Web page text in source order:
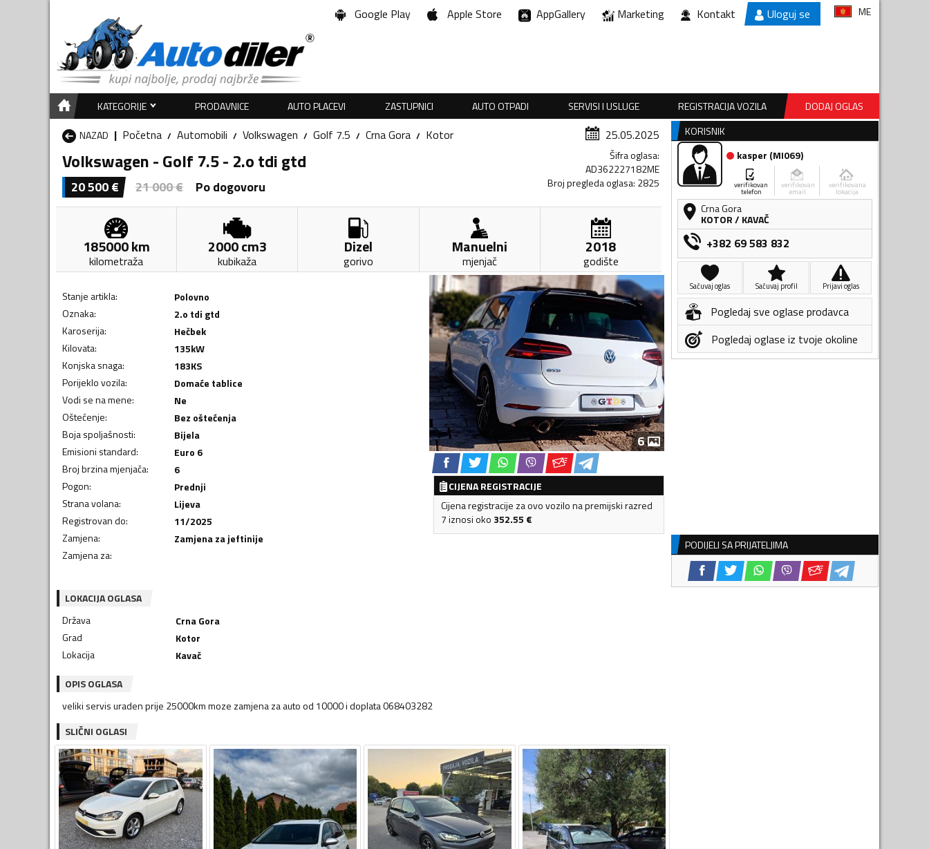
Google Play Apple Store AppGallery Marketing Kontakt Uloguj se ME
KATEGORIJE PRODAVNICE AUTO PLACEVI ZASTUPNICI AUTO OTPADI SERVISI I USLUGE REGISTRACIJA VOZILA
DODAJ OGLAS
NAZAD
Početna Automobili Volkswagen Golf 7.5 Crna Gora Kotor 25.05.2025
Volkswagen - Golf 7.5 - 2.o tdi gtd
20 500€ 21 000€ Po dogovoru
Šifra oglasa:
AD362227182ME
Broj pregleda oglasa: 2825
185000km
kilometraža
2000cm3
kubikaža
Dizel
gorivo
Manuelni
mjenjač
2018
godište
Stanje artikla:
Polovno
Oznaka:
2.o tdi gtd
Karoserija:
Hečbek
Kilovata: 135kW
Konjska snaga: 183KS
Porijeklo vozila:
Domaće tablice
Vodi se na mene:
Ne
Oštećenje:
Bez oštećenja
Boja spoljašnosti:
Bijela
Emisioni standard:
Euro 6
Broj brzina mjenjača:
6
Pogon:
Prednji
Strana volana:
Lijeva
Registrovan do:
11/2025
Zamjena:
Zamjena za jeftinije
Zamjena za:
6
CIJENA REGISTRACIJE
Cijena registracije za ovo vozilo na premijski razred
7 iznosi oko 352.55 €
LOKACIJA OGLASA
Država
Crna Gora
Grad
Kotor
Lokacija
Kavač
OPIS OGLASA
veliki servis uraden prije 25000km moze zamjena za auto od 10000 i doplata 068403282
SLIČNI OGLASI
KORISNIK
kasper (MI069)
verifikovan
telefon
verifikovan
email
verifikovana
lokacija
Crna Gora
KOTOR/ KAVAČ
+382 69 583 832
Sačuvaj oglas Sačuvaj profil Prijavi oglas
Pogledaj sve oglase prodavca
Pogledaj oglase iz tvoje okoline
PODIJELI SA PRIJATELJIMA